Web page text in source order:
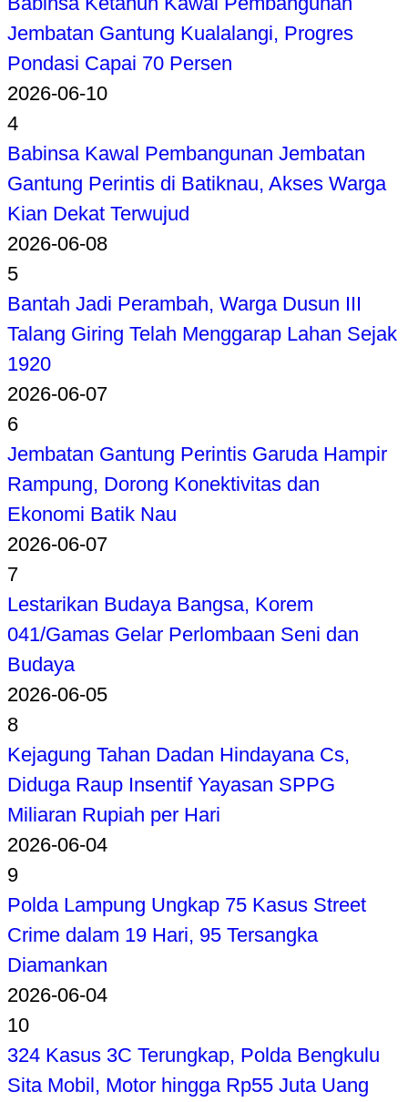
Jembatan Gantung Kualalangi, Progres
Pondasi Capai 70 Persen
2026-06-10
4
Babinsa Kawal Pembangunan Jembatan
Gantung Perintis di Batiknau, Akses Warga
Kian Dekat Terwujud
2026-06-08
5
Bantah Jadi Perambah, Warga Dusun III
Talang Giring Telah Menggarap Lahan Sejak
1920
2026-06-07
6
Jembatan Gantung Perintis Garuda Hampir
Rampung, Dorong Konektivitas dan
Ekonomi Batik Nau
2026-06-07
7
Lestarikan Budaya Bangsa, Korem
041/Gamas Gelar Perlombaan Seni dan
Budaya
2026-06-05
8
Kejagung Tahan Dadan Hindayana Cs,
Diduga Raup Insentif Yayasan SPPG
Miliaran Rupiah per Hari
2026-06-04
9
Polda Lampung Ungkap 75 Kasus Street
Crime dalam 19 Hari, 95 Tersangka
Diamankan
2026-06-04
10
324 Kasus 3C Terungkap, Polda Bengkulu
Sita Mobil, Motor hingga Rp55 Juta Uang